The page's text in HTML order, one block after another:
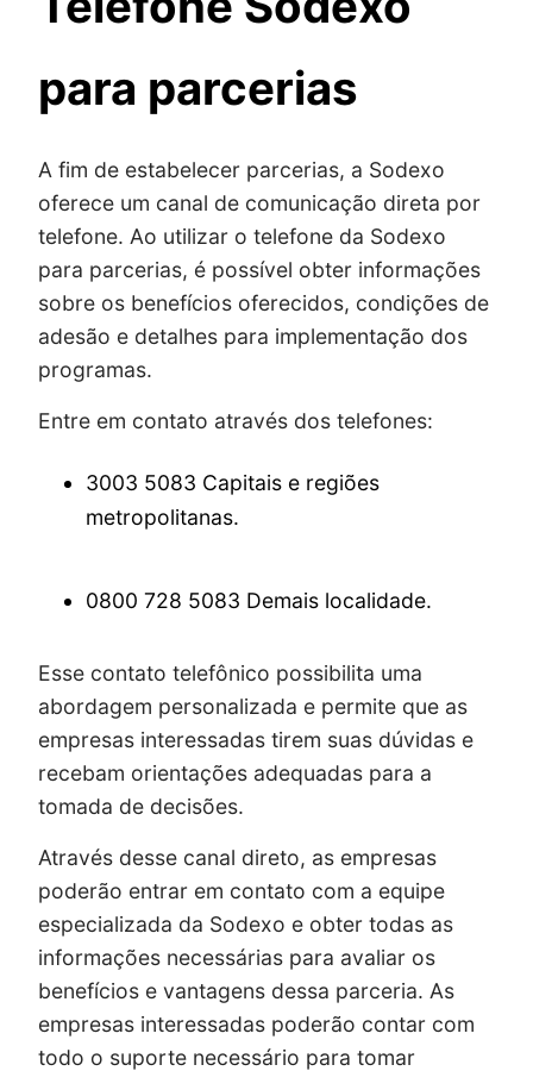
para parcerias
A fim de estabelecer parcerias, a Sodexo
oferece um canal de comunicação direta por
telefone. Ao utilizar o telefone da Sodexo
para parcerias, é possível obter informações
sobre os benefícios oferecidos, condições de
adesão e detalhes para implementação dos
programas.
Entre em contato através dos telefones:
3003 5083 Capitais e regiões
metropolitanas.
0800 728 5083 Demais localidade.
Esse contato telefônico possibilita uma
abordagem personalizada e permite que as
empresas interessadas tirem suas dúvidas e
recebam orientações adequadas para a
tomada de decisões.
Através desse canal direto, as empresas
poderão entrar em contato com a equipe
especializada da Sodexo e obter todas as
informações necessárias para avaliar os
benefícios e vantagens dessa parceria. As
empresas interessadas poderão contar com
todo o suporte necessário para tomar